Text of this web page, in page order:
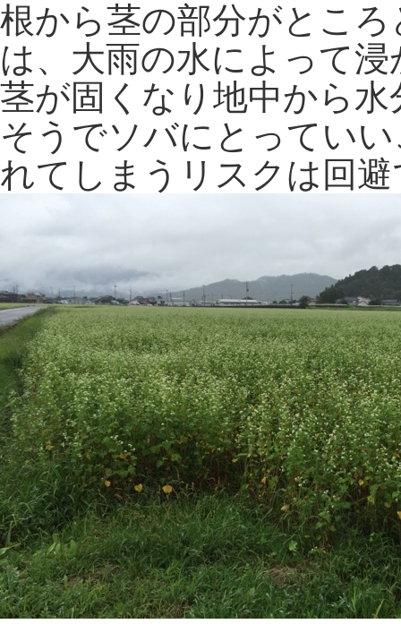
根から茎の部分がとこ
は、大雨の水によって
茎が固くなり地中から
そうでソバにとってい
れてしまうリスクは回